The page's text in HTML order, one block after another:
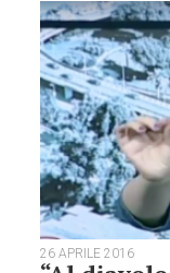
26 APRILE 2016